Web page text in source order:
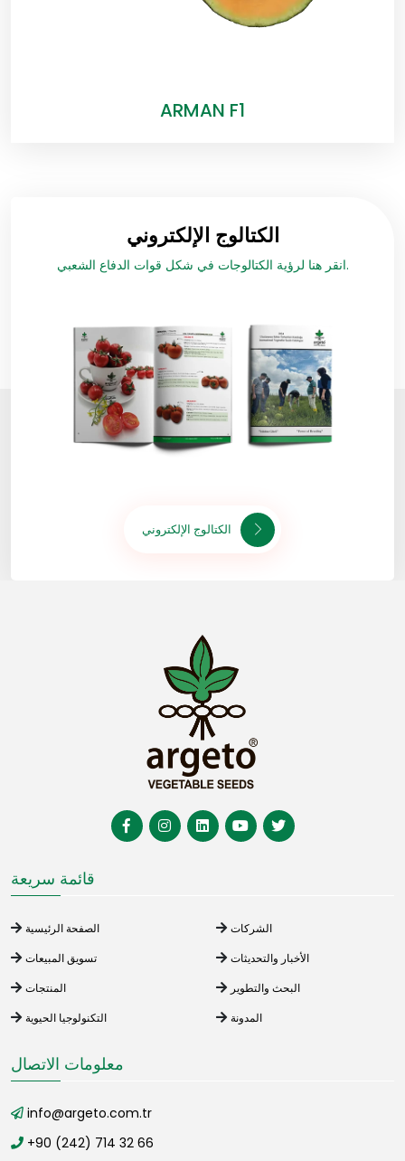
ARMAN F1
الكتالوج الإلكتروني
انقر هنا لرؤية الكتالوجات في شكل قوات الدفاع الشعبي.
الكتالوج الإلكتروني
قائمة سريعة
الصفحة الرئيسية
الشركات
تسويق المبيعات
الأخبار والتحديثات
المنتجات
البحث والتطوير
التكنولوجيا الحيوية
المدونة
معلومات الاتصال
info@argeto.com.tr
+90 (242) 714 32 66